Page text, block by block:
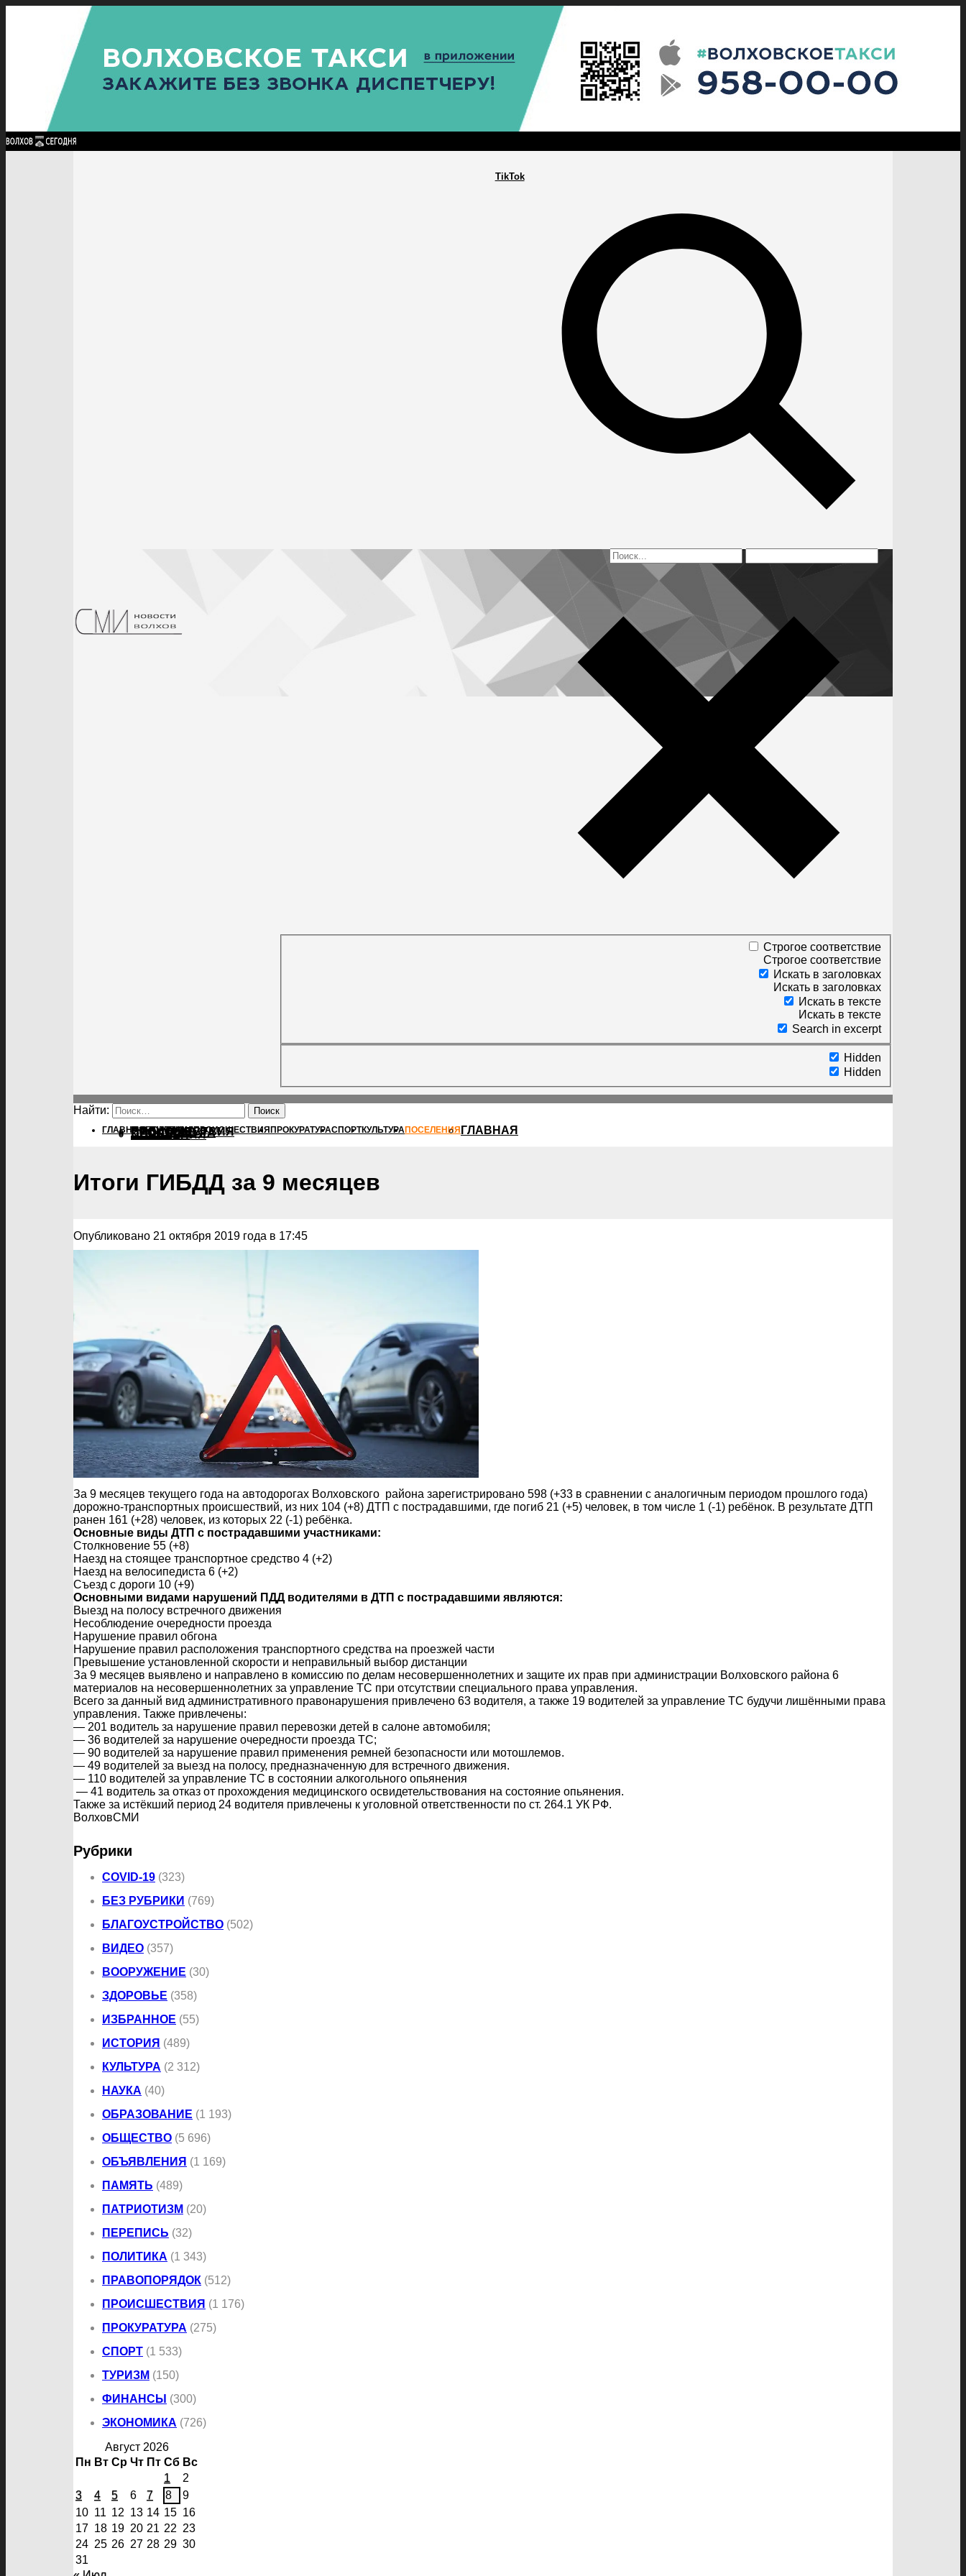
TikTok
Строгое соответствие
Строгое соответствие
Искать в заголовках
Искать в заголовках
Искать в тексте
Искать в тексте
Search in excerpt
Hidden
Hidden
Найти:
ГЛАВНАЯПОЛИТИКАПРОИСШЕСТВИЯ ПРОКУРАТУРАСПОРТКУЛЬТУРАПОСЕЛЕНИЯ ГЛАВНАЯ
ПОЛИТИКА
ПРОИСШЕСТВИЯ
ПРОКУРАТУРА
СПОРТ
КУЛЬТУРА
ПОСЕЛЕНИЯ
ГЛАВНАЯ ПОЛИТИКАПРОИСШЕСТВИЯПРОКУРАТУРА СПОРТ КУЛЬТУРАПОСЕЛЕНИЯ ГЛАВНАЯ
ПОЛИТИКА
КУЛЬТУРА
ПОСЕЛЕНИЯ
Итоги ГИБДД за 9 месяцев
Опубликовано 21 октября 2019 года в 17:45
За 9 месяцев текущего года на автодорогах Волховского района зарегистрировано 598 (+33 в сравнении с аналогичным периодом прошлого года)
дорожно-транспортных происшествий, из них 104 (+8) ДТП с пострадавшими, где погиб 21 (+5) человек, в том числе 1 (-1) ребёнок. В результате ДТП
ранен 161 (+28) человек, из которых 22 (-1) ребёнка.
Основные виды ДТП с пострадавшими участниками:
Столкновение 55 (+8)
Наезд на стоящее транспортное средство 4 (+2)
Наезд на велосипедиста 6 (+2)
Съезд с дороги 10 (+9)
Основными видами нарушений ПДД водителями в ДТП с пострадавшими являются:
Выезд на полосу встречного движения
Несоблюдение очередности проезда
Нарушение правил обгона
Нарушение правил расположения транспортного средства на проезжей части
Превышение установленной скорости и неправильный выбор дистанции
За 9 месяцев выявлено и направлено в комиссию по делам несовершеннолетних и защите их прав при администрации Волховского района 6
материалов на несовершеннолетних за управление ТС при отсутствии специального права управления.
Всего за данный вид административного правонарушения привлечено 63 водителя, а также 19 водителей за управление ТС будучи лишёнными права
управления. Также привлечены:
— 201 водитель за нарушение правил перевозки детей в салоне автомобиля;
— 36 водителей за нарушение очередности проезда ТС;
— 90 водителей за нарушение правил применения ремней безопасности или мотошлемов.
— 49 водителей за выезд на полосу, предназначенную для встречного движения.
— 110 водителей за управление ТС в состоянии алкогольного опьянения
— 41 водитель за отказ от прохождения медицинского освидетельствования на состояние опьянения.
Также за истёкший период 24 водителя привлечены к уголовной ответственности по ст. 264.1 УК РФ.
ВолховСМИ
Рубрики
COVID-19 (323)
БЕЗ РУБРИКИ (769)
БЛАГОУСТРОЙСТВО (502)
ВИДЕО (357)
ВООРУЖЕНИЕ (30)
ЗДОРОВЬЕ (358)
ИЗБРАННОЕ (55)
ИСТОРИЯ (489)
КУЛЬТУРА (2 312)
НАУКА (40)
ОБРАЗОВАНИЕ (1 193)
ОБЩЕСТВО (5 696)
ОБЪЯВЛЕНИЯ (1 169)
ПАМЯТЬ (489)
ПАТРИОТИЗМ (20)
ПЕРЕПИСЬ (32)
ПОЛИТИКА (1 343)
ПРАВОПОРЯДОК (512)
ПРОИСШЕСТВИЯ (1 176)
ПРОКУРАТУРА (275)
СПОРТ (1 533)
ТУРИЗМ (150)
ФИНАНСЫ (300)
ЭКОНОМИКА (726)
Август 2026
Пн Вт Ср Чт Пт Сб Вс
1
2
3
4 5 6 7 8
9
10 11 12 13 14 15 16
17 18 19 20 21 22 23
24 25 26 27 28 29 30
31